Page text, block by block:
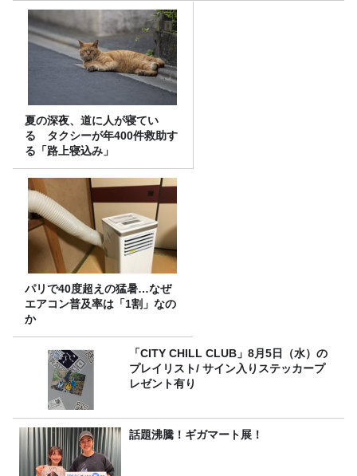
夏の深夜、道に人が寝てい
る タクシーが年400件救助す
る「路上寝込み」
パリで40度超えの猛暑…なぜ
エアコン普及率は「1割」なの
か
「CITY CHILL CLUB」8月5日（水）の
プレイリスト/ サイン入りステッカープ
レゼント有り
話題沸騰！ギガマート展！